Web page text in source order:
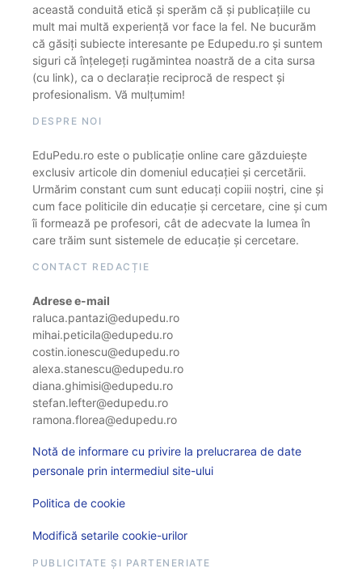
această conduită etică și sperăm că și publicațiile cu
mult mai multă experiență vor face la fel. Ne bucurăm
că găsiți subiecte interesante pe Edupedu.ro și suntem
siguri că înțelegeți rugămintea noastră de a cita sursa
(cu link), ca o declarație reciprocă de respect și
profesionalism. Vă mulțumim!
DESPRE NOI
EduPedu.ro este o publicație online care găzduiește
exclusiv articole din domeniul educației și cercetării.
Urmărim constant cum sunt educați copiii noștri, cine și
cum face politicile din educație și cercetare, cine și cum
îi formează pe profesori, cât de adecvate la lumea în
care trăim sunt sistemele de educație și cercetare.
CONTACT REDACȚIE
Adrese e-mail
raluca.pantazi@edupedu.ro
mihai.peticila@edupedu.ro
costin.ionescu@edupedu.ro
alexa.stanescu@edupedu.ro
diana.ghimisi@edupedu.ro
stefan.lefter@edupedu.ro
ramona.florea@edupedu.ro
Notă de informare cu privire la prelucrarea de date
personale prin intermediul site-ului
Politica de cookie
Modifică setarile cookie-urilor
PUBLICITATE ȘI PARTENERIATE